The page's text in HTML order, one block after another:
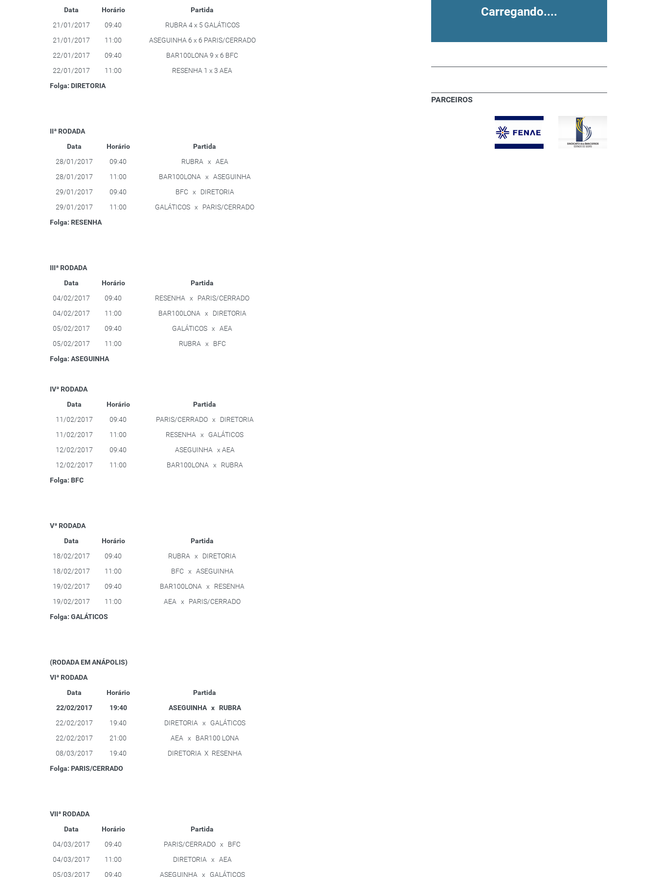
Data Horário
Partida
21/01/2017
09:40
RUBRA 4 x 5 GALÁTICOS
21/01/2017
11:00
ASEGUINHA 6 x 6 PARIS/CERRADO
22/01/2017
09:40
BAR100LONA 9 x 6 BFC
22/01/2017
11:00
RESENHA 1 x 3 AEA
Folga: DIRETORIA
IIª RODADA
Data
Horário
Partida
28/01/2017
09:40
RUBRA x AEA
28/01/2017
11:00
BAR100LONA x ASEGUINHA
29/01/2017
09:40
BFC x DIRETORIA
29/01/2017
11:00
GALÁTICOS x PARIS/CERRADO
Folga: RESENHA
IIIª RODADA
Data
Horário
Partida
04/02/2017
09:40
RESENHA x PARIS/CERRADO
04/02/2017
11:00
BAR100LONA x DIRETORIA
05/02/2017
09:40
GALÁTICOS x AEA
05/02/2017
11:00
RUBRA x BFC
Folga: ASEGUINHA
IVª RODADA
Data
Horário
Partida
11/02/2017
09:40
PARIS/CERRADO x DIRETORIA
11/02/2017
11:00
RESENHA x GALÁTICOS
12/02/2017
09:40
ASEGUINHA x AEA
12/02/2017
11:00
BAR100LONA x RUBRA
Folga: BFC
Vª RODADA
Data
Horário
Partida
18/02/2017
09:40
RUBRA x DIRETORIA
18/02/2017
11:00
BFC x ASEGUINHA
19/02/2017
09:40
BAR100LONA x RESENHA
19/02/2017
11:00
AEA x PARIS/CERRADO
Folga: GALÁTICOS
(RODADA EM ANÁPOLIS)
VIª RODADA
Data
Horário
Partida
22/02/2017
19:40
ASEGUINHA x RUBRA
22/02/2017
19:40
DIRETORIA x GALÁTICOS
22/02/2017
21:00
AEA x BAR100 LONA
08/03/2017
19:40
DIRETORIA X RESENHA
Folga: PARIS/CERRADO
VIIª RODADA
Data
Horário
Partida
04/03/2017
09:40
PARIS/CERRADO x BFC
04/03/2017
11:00
DIRETORIA x AEA
05/03/2017
09:40
ASEGUINHA x GALÁTICOS
Carregando....
PARCEIROS